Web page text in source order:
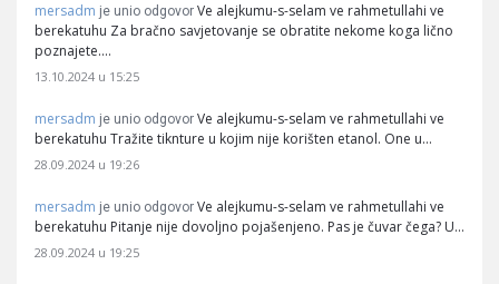
mersadm je unio odgovor Ve alejkumu-s-selam ve rahmetullahi ve
berekatuhu Za bračno savjetovanje se obratite nekome koga lično
poznajete.…
13.10.2024 u 15:25
mersadm je unio odgovor Ve alejkumu-s-selam ve rahmetullahi ve
berekatuhu Tražite tiknture u kojim nije korišten etanol. One u…
28.09.2024 u 19:26
mersadm je unio odgovor Ve alejkumu-s-selam ve rahmetullahi ve
berekatuhu Pitanje nije dovoljno pojašenjeno. Pas je čuvar čega? U…
28.09.2024 u 19:25